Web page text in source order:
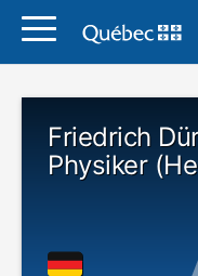
Friedrich
Physiker